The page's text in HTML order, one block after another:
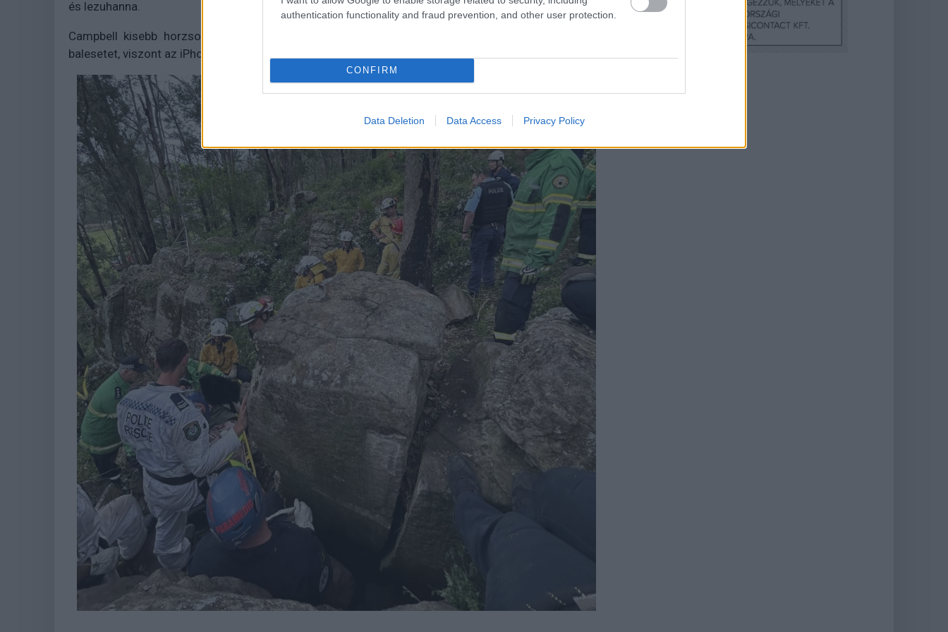
authentication functionality and fraud prevention, and other user protection.
CONFIRM
Data Deletion Data Access Privacy Policy
és lezuhanna.
Campbell kisebb horzsolásokkal, zúzódásokkal, valamint egy megrepedt csigolyával megúszta a
balesetet, viszont az iPhone-ját sajnos nem sikerült visszaszereznie.